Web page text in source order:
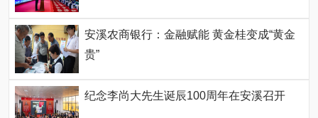
安溪农商银行：金融赋能 黄金桂变成“黄金
贵”
纪念李尚大先生诞辰100周年在安溪召开